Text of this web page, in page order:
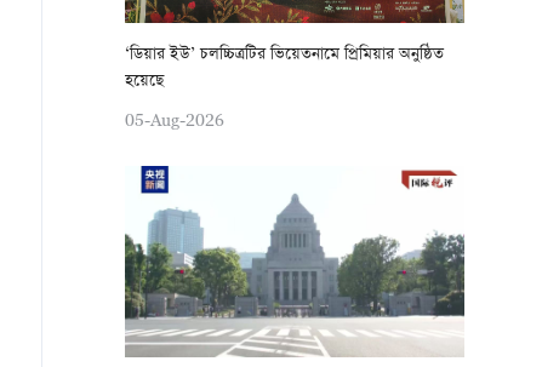
‘ডিয়ার ইউ’ চলচ্চিত্রটির ভিয়েতনামে প্রিমিয়ার অনুষ্ঠিত
হয়েছে
05-Aug-2026